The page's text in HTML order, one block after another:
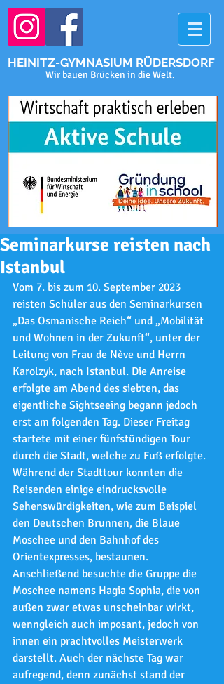
HEINITZ-GYMNASIUM RÜDERSDORF
Wir bauen Brücken in die Welt.
Seminarkurse reisten nach
Istanbul
Vom 7. bis zum 10. September 2023
reisten Schüler aus den Seminarkursen
„Das Osmanische Reich“ und „Mobilität
und Wohnen in der Zukunft“, unter der
Leitung von Frau de Nève und Herrn
Karolzyk, nach Istanbul. Die Anreise
erfolgte am Abend des siebten, das
eigentliche Sightseeing begann jedoch
erst am folgenden Tag. Dieser Freitag
startete mit einer fünfstündigen Tour
durch die Stadt, welche zu Fuß erfolgte.
Während der Stadttour konnten die
Reisenden einige eindrucksvolle
Sehenswürdigkeiten, wie zum Beispiel
den Deutschen Brunnen, die Blaue
Moschee und den Bahnhof des
Orientexpresses, bestaunen.
Anschließend besuchte die Gruppe die
Moschee namens Hagia Sophia, die von
außen zwar etwas unscheinbar wirkt,
wenngleich auch imposant, jedoch von
innen ein prachtvolles Meisterwerk
darstellt. Auch der nächste Tag war
aufregend, denn zunächst stand der